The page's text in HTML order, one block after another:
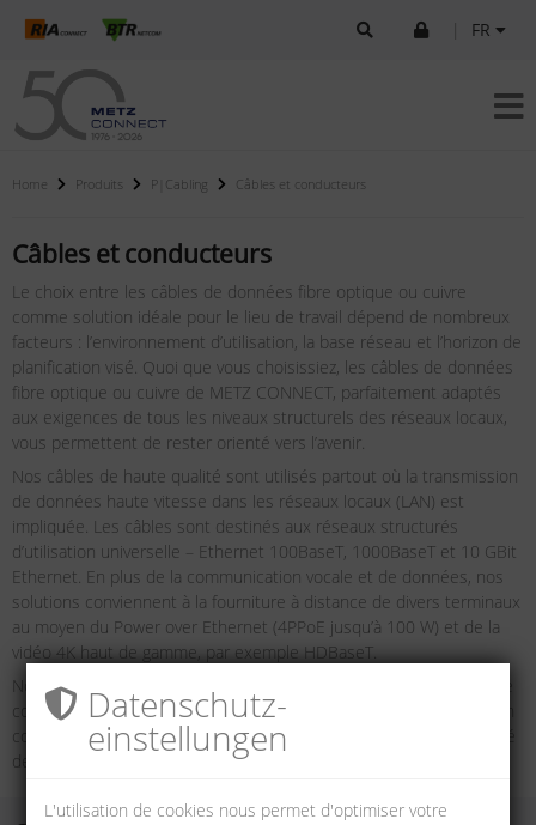
FR
Home Produits P|Cabling Câbles et conducteurs
Câbles et conducteurs
Le choix entre les câbles de données fibre optique ou cuivre
comme solution idéale pour le lieu de travail dépend de nombreux
facteurs : l’environnement d’utilisation, la base réseau et l’horizon de
planification visé. Quoi que vous choisissiez, les câbles de données
fibre optique ou cuivre de METZ CONNECT, parfaitement adaptés
aux exigences de tous les niveaux structurels des réseaux locaux,
vous permettent de rester orienté vers l’avenir.
Nos câbles de haute qualité sont utilisés partout où la transmission
de données haute vitesse dans les réseaux locaux (LAN) est
impliquée. Les câbles sont destinés aux réseaux structurés
d’utilisation universelle – Ethernet 100BaseT, 1000BaseT et 10 GBit
Ethernet. En plus de la communication vocale et de données, nos
solutions conviennent à la fourniture à distance de divers terminaux
au moyen du Power over Ethernet (4PPoE jusqu’à 100 W) et de la
vidéo 4K haut de gamme, par exemple HDBaseT.
Notre gamme de produits comprend des câbles d’installation et de
connexion dont la compatibilité avec les composants de connexion
courants a fait l’objet d’essais. Nous garantissons ainsi une sécurité
de fonctionnement maximale.
Datenschutz­
einstellungen
L'utilisation de cookies nous permet d'optimiser votre